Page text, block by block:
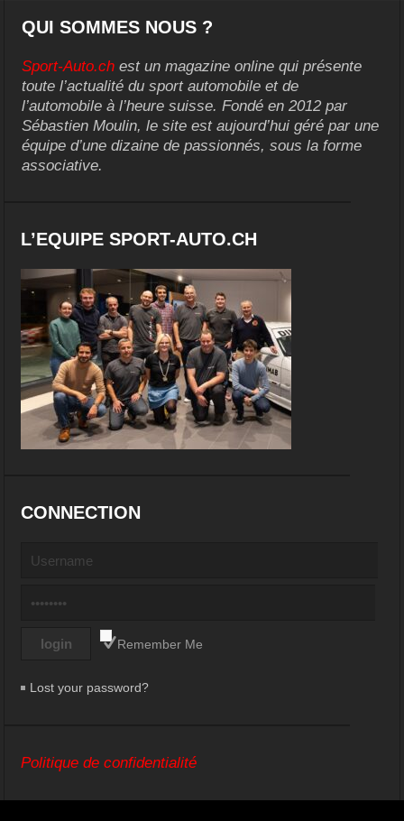
QUI SOMMES NOUS ?
Sport-Auto.ch est un magazine online qui présente
toute l’actualité du sport automobile et de
l’automobile à l’heure suisse. Fondé en 2012 par
Sébastien Moulin, le site est aujourd’hui géré par une
équipe d’une dizaine de passionnés, sous la forme
associative.
L’EQUIPE SPORT-AUTO.CH
CONNECTION
Remember Me
Lost your password?
Politique de confidentialité